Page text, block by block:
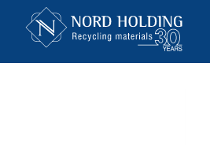
съдържанието